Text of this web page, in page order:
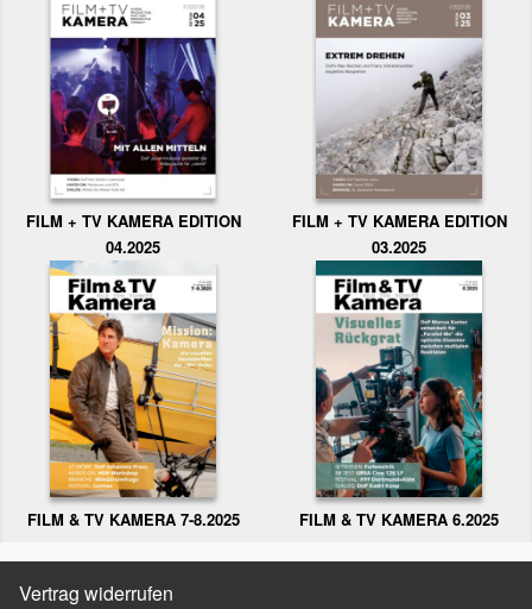
FILM + TV KAMERA EDITION
04.2025
FILM + TV KAMERA EDITION
03.2025
FILM & TV KAMERA 7-8.2025 FILM & TV KAMERA 6.2025
Vertrag widerrufen